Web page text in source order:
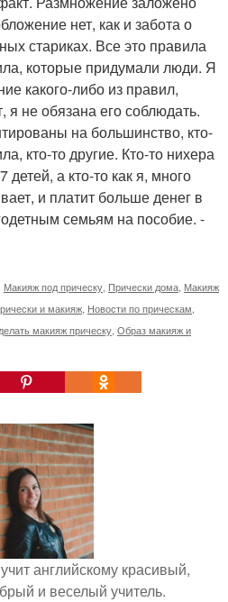
нет, как и забота о
стариках. Все это правила
которые придумали люди. Я
какого-либо из правил,
я не обязана его соблюдать.
на большинство, кто-
кто-то другие. Кто-то нихера
детей, а кто-то как я, много
и платит больше денег в
семьям на пособие. -
Макияж под прическу Прически дома Макияж
и макияж Новости по прическам
макияж прическу Образ макияж и
английскому красивый,
и веселый учитель.